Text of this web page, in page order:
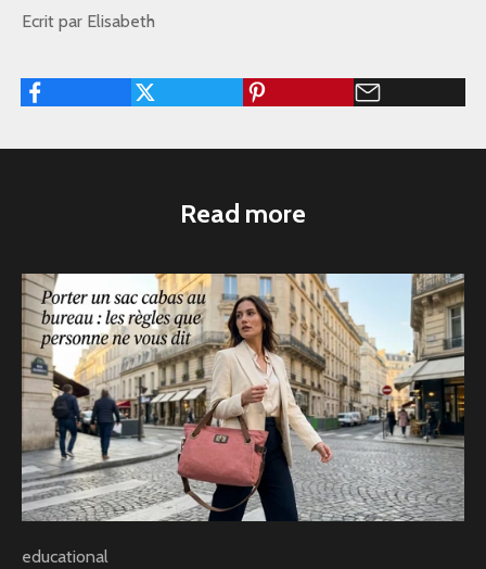
Ecrit par Elisabeth
Read more
educational